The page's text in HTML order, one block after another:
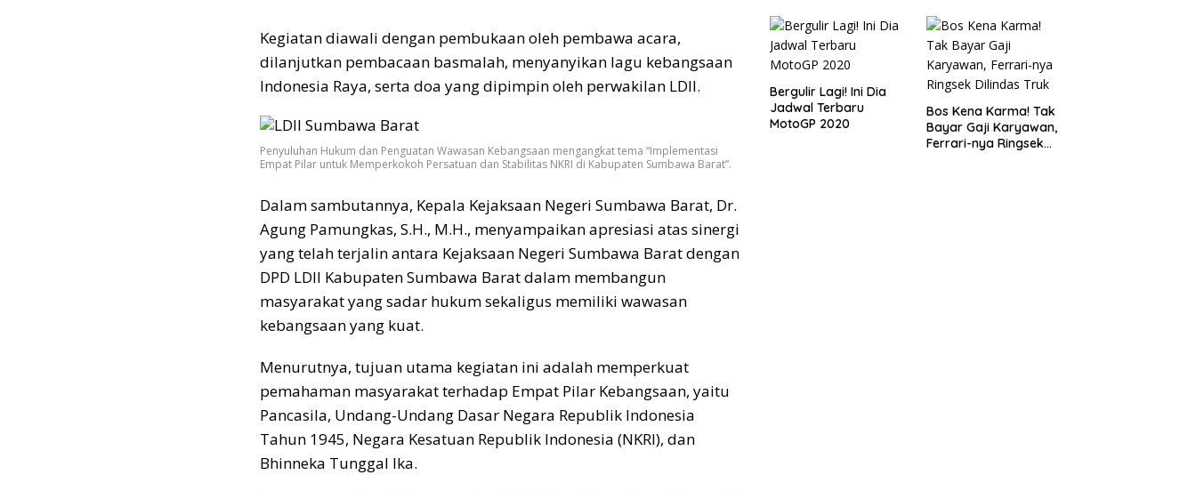
Kegiatan diawali dengan pembukaan oleh pembawa acara,
dilanjutkan pembacaan basmalah, menyanyikan lagu kebangsaan
Indonesia Raya, serta doa yang dipimpin oleh perwakilan LDII.
Penyuluhan Hukum dan Penguatan Wawasan Kebangsaan mengangkat tema “Implementasi
Empat Pilar untuk Memperkokoh Persatuan dan Stabilitas NKRI di Kabupaten Sumbawa Barat”.
Dalam sambutannya, Kepala Kejaksaan Negeri Sumbawa Barat, Dr.
Agung Pamungkas, S.H., M.H., menyampaikan apresiasi atas sinergi
yang telah terjalin antara Kejaksaan Negeri Sumbawa Barat dengan
DPD LDII Kabupaten Sumbawa Barat dalam membangun
masyarakat yang sadar hukum sekaligus memiliki wawasan
kebangsaan yang kuat.
Menurutnya, tujuan utama kegiatan ini adalah memperkuat
pemahaman masyarakat terhadap Empat Pilar Kebangsaan, yaitu
Pancasila, Undang-Undang Dasar Negara Republik Indonesia
Tahun 1945, Negara Kesatuan Republik Indonesia (NKRI), dan
Bhinneka Tunggal Ika.
Bergulir Lagi! Ini Dia
Jadwal Terbaru
MotoGP 2020
Bos Kena Karma! Tak
Bayar Gaji Karyawan,
Ferrari-nya Ringsek